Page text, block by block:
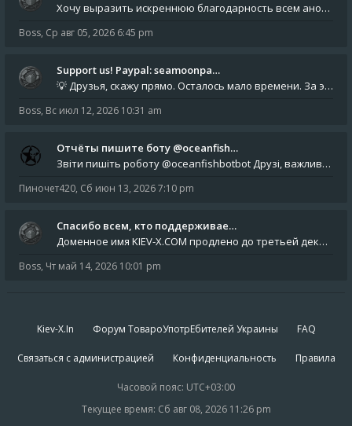
Хочу выразить искреннюю благодарность всем анонимным пользователям, которые поддержали наше сообщество финансово. Благод
Boss, Ср авг 05, 2026 6:45 pm
Support us! Paypal: seamoonpa…
💡 Друзья, скажу прямо. Осталось мало времени. За это время нам нужно закрыть последние обязательные расходы: около 500
Boss, Вс июл 12, 2026 10:31 am
Отчёты пишите боту @oceanfish…
Звіти пишіть роботу @oceanfishbotbot Друзі, важливе повідомлення для учасників форума. Основне звернення опублікован
Пиночет420, Сб июн 13, 2026 7:10 pm
Спасибо всем, кто поддерживае…
Доменное имя KIEV-X.COM продлено до третьей декады августа 2027 года! Спасибо всем анонимным пользователям, которые по
Boss, Чт май 14, 2026 10:01 pm
Kiev-X.In Форум ТовароУпотрЕбителей Украины FAQ
Связаться с администрацией Конфиденциальность Правила
Часовой пояс: UTC+03:00
Текущее время: Сб авг 08, 2026 11:26 pm